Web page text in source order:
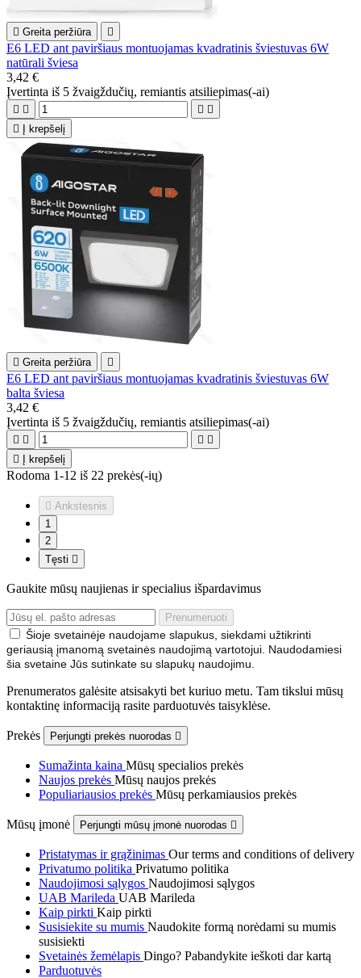
 Greita peržiūra 
E6 LED ant paviršiaus montuojamas kvadratinis šviestuvas 6W
natūrali šviesa
3,42 €
Įvertinta iš 5 žvaigždučių, remiantis atsiliepimas(-ai)
   

Į krepšelį
 Greita peržiūra 
E6 LED ant paviršiaus montuojamas kvadratinis šviestuvas 6W
balta šviesa
3,42 €
Įvertinta iš 5 žvaigždučių, remiantis atsiliepimas(-ai)
   

Į krepšelį
Rodoma 1-12 iš 22 prekės(-ių)
 Ankstesnis
1
2
Tęsti 
Gaukite mūsų naujienas ir specialius išpardavimus
Šioje svetainėje naudojame slapukus, siekdami užtikrinti
geriausią įmanomą svetainės naudojimą vartotojui. Naudodamiesi
šia svetaine Jūs sutinkate su slapukų naudojimu.
Prenumeratos galėsite atsisakyti bet kuriuo metu. Tam tikslui mūsų
kontaktinę informaciją rasite parduotuvės taisyklėse.
Prekės Perjungti prekės nuorodas 
Sumažinta kaina Mūsų specialios prekės
Naujos prekės Mūsų naujos prekės
Populiariausios prekės Mūsų perkamiausios prekės
Mūsų įmonė Perjungti mūsų įmonė nuorodas 
Pristatymas ir grąžinimas Our terms and conditions of delivery
Privatumo politika Privatumo politika
Naudojimosi sąlygos Naudojimosi sąlygos
UAB Marileda UAB Marileda
Kaip pirkti Kaip pirkti
Susisiekite su mumis Naudokite formą norėdami su mumis
susisiekti
Svetainės žemėlapis Dingo? Pabandykite ieškoti dar kartą
Parduotuvės